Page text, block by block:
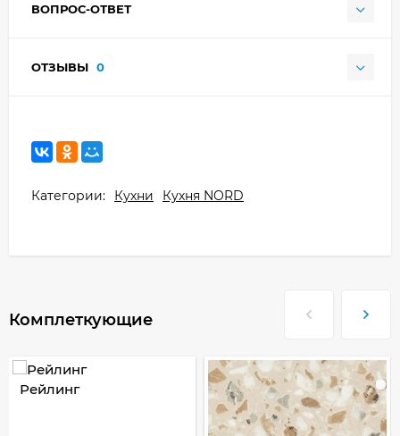
ВОПРОС-ОТВЕТ
ОТЗЫВЫ 0
Категории: Кухни Кухня NORD
Комплеткующие
Рейлинг